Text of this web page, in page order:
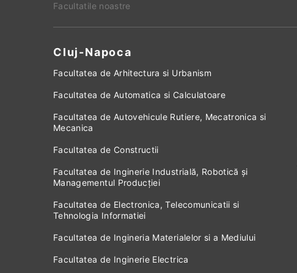
Facultatile noastre
Cluj-Napoca
Facultatea de Arhitectura si Urbanism
Facultatea de Automatica si Calculatoare
Facultatea de Autovehicule Rutiere, Mecatronica si
Mecanica
Facultatea de Constructii
Facultatea de Inginerie Industrială, Robotică și
Managementul Producției
Facultatea de Electronica, Telecomunicatii si
Tehnologia Informatiei
Facultatea de Ingineria Materialelor si a Mediului
Facultatea de Inginerie Electrica